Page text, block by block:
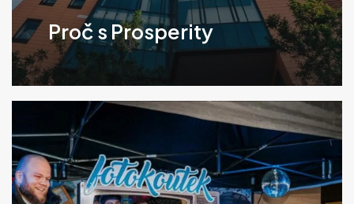
Proč s Prosperity
Klikněte
pro
více
informací